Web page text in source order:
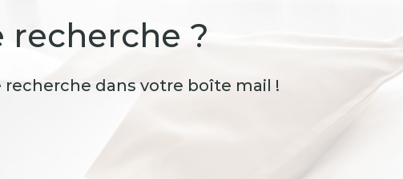
?
dans votre boîte mail !